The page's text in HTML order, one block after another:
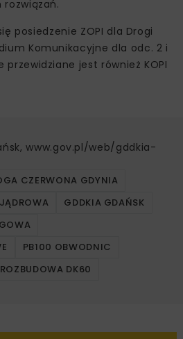
posiedzenie ZOPI dla Drogi
Komunikacyjne dla odc. 2 i
jest również KOPI
www.gov.pl/web/gddkia-
CZERWONA GDYNIA
GDDKIA GDAŃSK
PB100 OBWODNIC
ROZBUDOWA DK60